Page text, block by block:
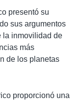
presentó su
sus argumentos
la inmovilidad de
más
de los planetas
proporcionó una